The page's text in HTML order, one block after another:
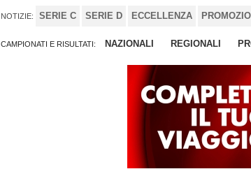
NOTIZIE: SERIE C SERIE D ECCELLENZA
CAMPIONATI E RISULTATI: NAZIONALI REGIONALI